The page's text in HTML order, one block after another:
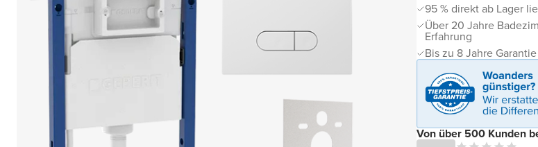
95 % direkt ab Lager
Über 20 Jahre
Erfahrung
Bis zu 8 Jahre Garantie
Von über 500 Kunden